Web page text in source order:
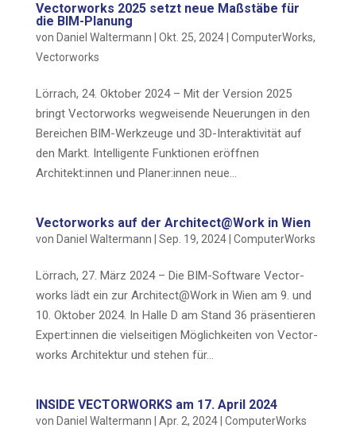
Vec­tor­works 2025 setzt neue Maß­stä­be für
die BIM-Planung
von Daniel Waltermann Okt. 25, 2024| ComputerWorks,
Vectorworks
Lör­rach, 24. Okto­ber 2024 – Mit der Ver­si­on 2025
bringt Vec­tor­works weg­wei­sen­de Neue­run­gen in den
Berei­chen BIM-Werk­zeu­ge und 3D-Inter­ak­ti­vi­tät auf
den Markt. Intel­li­gen­te Funk­tio­nen eröff­nen
Architekt:innen und Planer:innen neue...
Vec­tor­works auf der Architect@Work in Wien
von Daniel Waltermann Sep. 19, 2024| ComputerWorks
Lör­rach, 27. März 2024 – Die BIM-Soft­ware Vec­tor­
works lädt ein zur Architect@Work in Wien am 9. und
10. Okto­ber 2024. In Hal­le D am Stand 36 prä­sen­tie­ren
Expert:innen die viel­sei­ti­gen Mög­lich­kei­ten von Vec­tor­
works Archi­tek­tur und ste­hen für...
INSIDE VECTORWORKS am 17. April 2024
von Daniel Waltermann Apr. 2, 2024| ComputerWorks